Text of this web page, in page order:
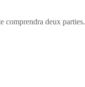
comprendra deux parties.